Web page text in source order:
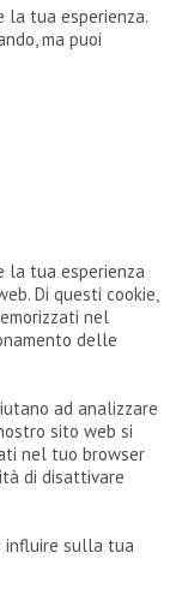
la tua esperienza.
ma puoi
la tua esperienza
Di questi cookie,
nel
delle
ad analizzare
sito web si
nel tuo browser
di disattivare
influire sulla tua